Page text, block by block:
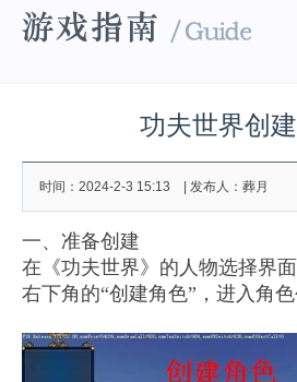
功夫世界创
时间：2024-2-3 15:13 | 发布人：葬月
一、准备创建
在《功夫世界》的人物选择界
右下角的“创建角色”，进入角色